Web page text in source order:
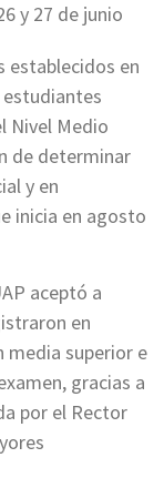
y 27 de junio
establecidos en
estudiantes
Nivel Medio
de determinar
y en
inicia en agosto
aceptó a
en
media superior e
gracias a
por el Rector